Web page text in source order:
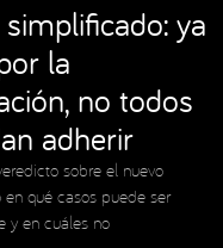
ya
la
no todos
adherir
sobre el nuevo
qué casos puede ser
y en cuáles no